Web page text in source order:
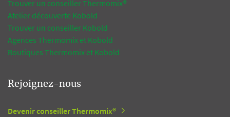
Trouver un conseiller Thermomix®
Atelier découverte Kobold
Trouver un conseiller Kobold
Agences Thermomix et Kobold
Boutiques Thermomix et Kobold
Rejoignez-nous
Devenir conseiller Thermomix®